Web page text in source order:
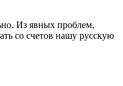
Из явных проблем,
со счетов нашу русскую